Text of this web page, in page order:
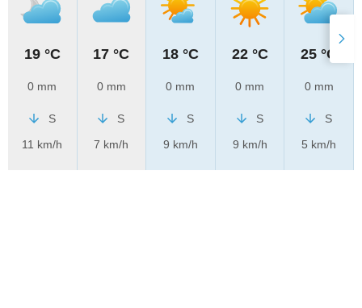
19 °C
0 mm
S
11 km/h
17 °C
0 mm
S
7 km/h
18 °C
0 mm
S
9 km/h
22 °C
0 mm
S
9 km/h
25 °C
0 mm
S
5 km/h